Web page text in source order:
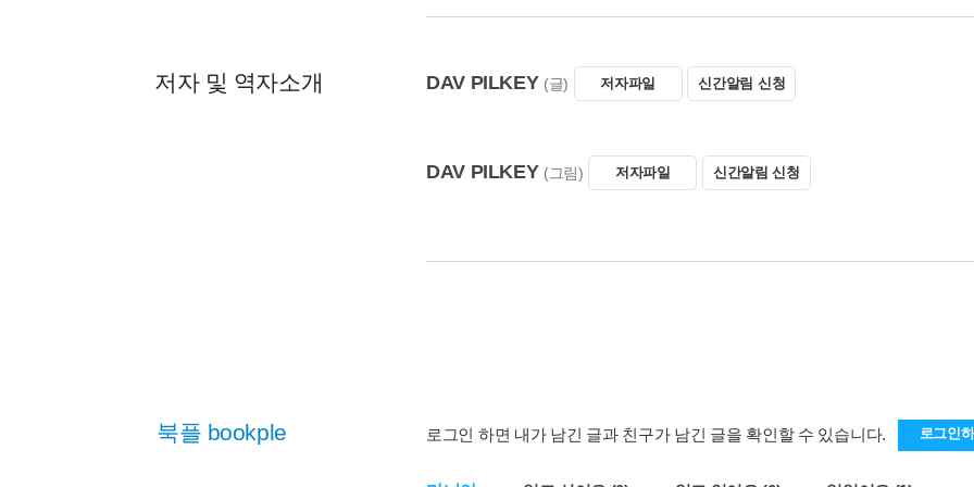
저자 및 역자소개 DAV PILKEY (글) 저자파일 신간알림 신청
DAV PILKEY (그림) 저자파일 신간알림 신청
이 상품을 구입하신 분들이 다음 상품도 구입하셨습니다.